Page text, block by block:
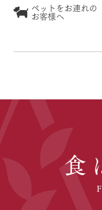
ペットをお連れの
お客様へ
食